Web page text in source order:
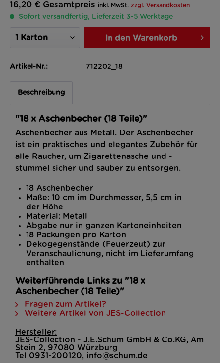
16,20 € Gesamtpreis inkl. MwSt. zzgl. Versandkosten
Sofort versandfertig, Lieferzeit 3-5 Werktage
In den Warenkorb
Artikel-Nr.: 712202_18
Beschreibung
"18 x Aschenbecher (18 Teile)"
Aschenbecher aus Metall. Der Aschenbecher
ist ein praktisches und elegantes Zubehör für
alle Raucher, um Zigarettenasche und -
stummel sicher und sauber zu entsorgen.
18 Aschenbecher
Maße: 10 cm im Durchmesser, 5,5 cm in
der Höhe
Material: Metall
Abgabe nur in ganzen Kartoneinheiten
18 Packungen pro Karton
Dekogegenstände (Feuerzeut) zur
Veranschaulichung, nicht im Lieferumfang
enthalten
Weiterführende Links zu "18 x
Aschenbecher (18 Teile)"
Fragen zum Artikel?
Weitere Artikel von JES-Collection
Hersteller:
JES-Collection - J.E.Schum GmbH & Co.KG, Am
Stein 2, 97080 Würzburg
Tel 0931-200120, info@schum.de